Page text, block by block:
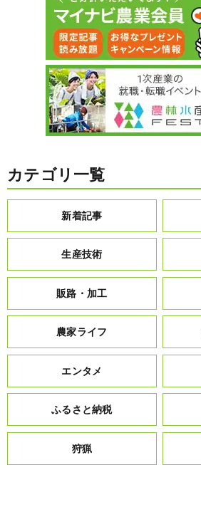
カテゴリ一覧
新着記事
生産技術
販路・加工
農家ライフ
エンタメ
ふるさと納税
狩猟